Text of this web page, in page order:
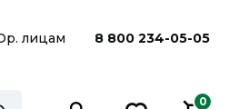
лицам 8 800 234-05-05
0